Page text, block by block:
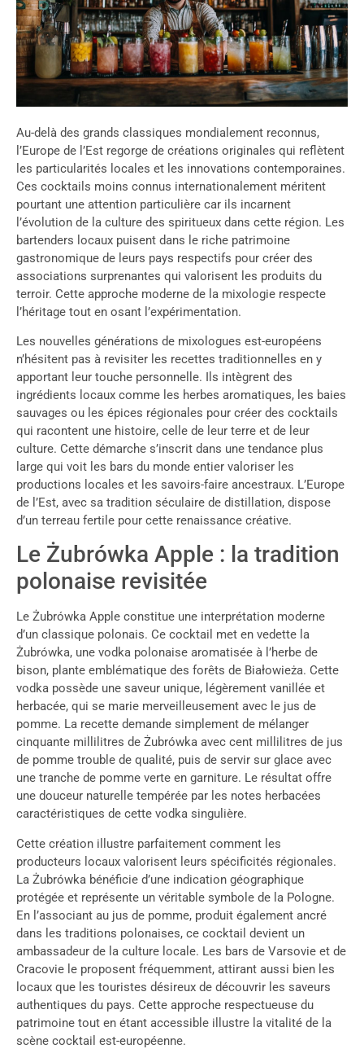
Au-delà des grands classiques mondialement reconnus,
l’Europe de l’Est regorge de créations originales qui reflètent
les particularités locales et les innovations contemporaines.
Ces cocktails moins connus internationalement méritent
pourtant une attention particulière car ils incarnent
l’évolution de la culture des spiritueux dans cette région. Les
bartenders locaux puisent dans le riche patrimoine
gastronomique de leurs pays respectifs pour créer des
associations surprenantes qui valorisent les produits du
terroir. Cette approche moderne de la mixologie respecte
l’héritage tout en osant l’expérimentation.
Les nouvelles générations de mixologues est-européens
n’hésitent pas à revisiter les recettes traditionnelles en y
apportant leur touche personnelle. Ils intègrent des
ingrédients locaux comme les herbes aromatiques, les baies
sauvages ou les épices régionales pour créer des cocktails
qui racontent une histoire, celle de leur terre et de leur
culture. Cette démarche s’inscrit dans une tendance plus
large qui voit les bars du monde entier valoriser les
productions locales et les savoirs-faire ancestraux. L’Europe
de l’Est, avec sa tradition séculaire de distillation, dispose
d’un terreau fertile pour cette renaissance créative.
Le Żubrówka Apple : la tradition
polonaise revisitée
Le Żubrówka Apple constitue une interprétation moderne
d’un classique polonais. Ce cocktail met en vedette la
Żubrówka, une vodka polonaise aromatisée à l’herbe de
bison, plante emblématique des forêts de Białowieża. Cette
vodka possède une saveur unique, légèrement vanillée et
herbacée, qui se marie merveilleusement avec le jus de
pomme. La recette demande simplement de mélanger
cinquante millilitres de Żubrówka avec cent millilitres de jus
de pomme trouble de qualité, puis de servir sur glace avec
une tranche de pomme verte en garniture. Le résultat offre
une douceur naturelle tempérée par les notes herbacées
caractéristiques de cette vodka singulière.
Cette création illustre parfaitement comment les
producteurs locaux valorisent leurs spécificités régionales.
La Żubrówka bénéficie d’une indication géographique
protégée et représente un véritable symbole de la Pologne.
En l’associant au jus de pomme, produit également ancré
dans les traditions polonaises, ce cocktail devient un
ambassadeur de la culture locale. Les bars de Varsovie et de
Cracovie le proposent fréquemment, attirant aussi bien les
locaux que les touristes désireux de découvrir les saveurs
authentiques du pays. Cette approche respectueuse du
patrimoine tout en étant accessible illustre la vitalité de la
scène cocktail est-européenne.